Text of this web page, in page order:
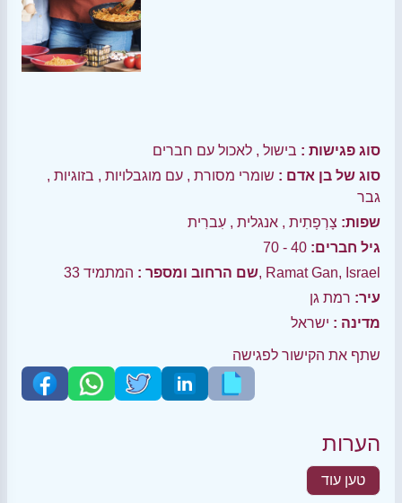
סוג פגישות : בישול , לאכול עם חברים
סוג של בן אדם : שומרי מסורת , עם מוגבלויות , בזוגיות ,
גבר
שפות: צָרְפָתִית , אנגלית , עִברִית
גיל חברים: 40 - 70
שם הרחוב ומספר :המתמיד 33, Ramat Gan, Israel
עיר: רמת גן
מדינה : ישראל
שתף את הקישור לפגישה
הערות
טען עוד